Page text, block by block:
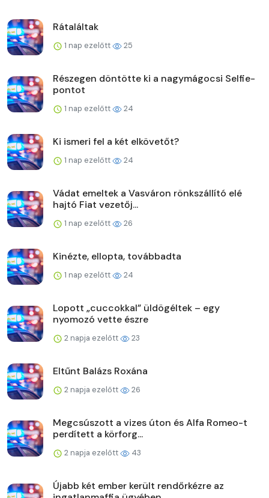
Rátaláltak
1 nap ezelőtt 25
Részegen döntötte ki a nagymágocsi Selfie-
pontot
1 nap ezelőtt 24
Ki ismeri fel a két elkövetőt?
1 nap ezelőtt 24
Vádat emeltek a Vasváron rönkszállító elé
hajtó Fiat vezetőj...
1 nap ezelőtt 26
Kinézte, ellopta, továbbadta
1 nap ezelőtt 24
Lopott „cuccokkal” üldögéltek – egy
nyomozó vette észre
2 napja ezelőtt 23
Eltűnt Balázs Roxána
2 napja ezelőtt 26
Megcsúszott a vizes úton és Alfa Romeo-t
perdített a körforg...
2 napja ezelőtt 43
Újabb két ember került rendőrkézre az